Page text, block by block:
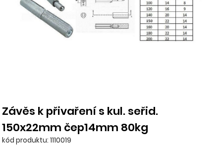
Závěs k přivaření s kul. seřid.
150x22mm čep14mm 80kg
kód produktu: 1110019